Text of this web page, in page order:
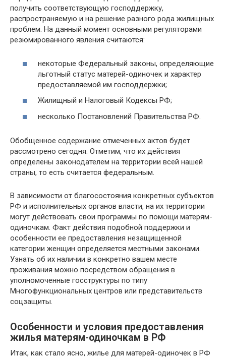
получить соответствующую господдержку,
распространяемую и на решение разного рода жилищных
проблем. На данный момент основными регуляторами
резюмированного явления считаются:
некоторые Федеральный законы, определяющие
льготный статус матерей-одиночек и характер
предоставляемой им господдержки;
Жилищный и Налоговый Кодексы РФ;
несколько Постановлений Правительства РФ.
Обобщенное содержание отмеченных актов будет
рассмотрено сегодня. Отметим, что их действия
определены законодателем на территории всей нашей
страны, то есть считается федеральным.
В зависимости от благосостояния конкретных субъектов
РФ и исполнительных органов власти, на их территории
могут действовать свои программы по помощи матерям-
одиночкам. Факт действия подобной поддержки и
особенности ее предоставления незащищенной
категории женщин определяется местными законами.
Узнать об их наличии в конкретно вашем месте
проживания можно посредством обращения в
уполномоченные госструктуры по типу
Многофункциональных центров или представительств
соцзащиты.
Особенности и условия предоставления
жилья матерям-одиночкам в РФ
Итак, как стало ясно, жилье для матерей-одиночек в РФ